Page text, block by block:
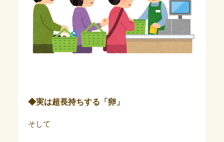
◆実は超長持ちする「卵」
そして